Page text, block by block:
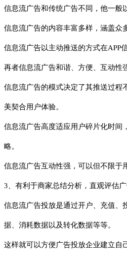
信息流广告和传统广告不同，他一般
信息流广告的内容丰富多样，涵盖众
信息流广告以主动推送的方式在APP
再者信息流广告和谐、方便、互动性
信息流广告的模式决定了其推送过程
美契合用户体验。
信息流广告高度适应用户碎片化时间
略。
信息流广告互动性强，可以但不限于
3、有利于商家总结分析，直观评估
信息流广告投放是通过开户、充值、
据、消耗数据以及转化数据等等。
这样就可以方便广告投放企业建立自